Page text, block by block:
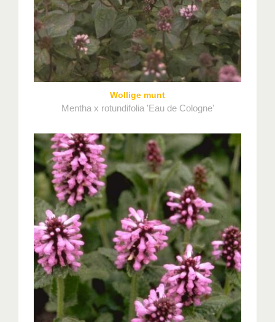
Wollige munt
Mentha x rotundifolia 'Eau de Cologne'